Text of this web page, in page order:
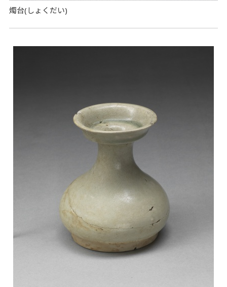
燭台(しょくだい)